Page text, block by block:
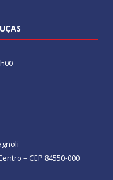
– CEP 84550-000